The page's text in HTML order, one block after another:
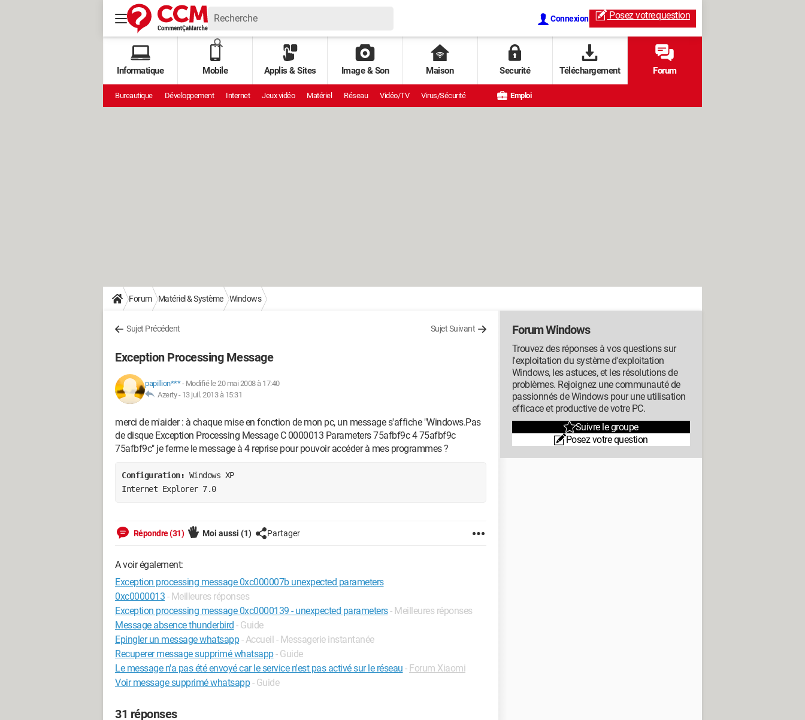
Connexion Posez votrequestion
Informatique Mobile Applis & Sites Image & Son Maison Securité Téléchargement Forum
Bureautique Développement Internet Jeux vidéo Matériel Réseau Vidéo/TV Virus/Sécurité Emploi
Forum Matériel & Système Windows
Sujet Précédent Sujet Suivant
Exception Processing Message
papillion***- Modifié le 20 mai 2008 à 17:40
Azerty - 13 juil. 2013 à 15:31
merci de m'aider : à chaque mise en fonction de mon pc, un message s'affiche "Windows.Pas
de disque Exception Processing Message C 0000013 Parameters 75afbf9c 4 75afbf9c
75afbf9c" je ferme le message à 4 reprise pour pouvoir accéder à mes programmes ?
Configuration: Windows XP
Internet Explorer 7.0
Répondre (31) Moi aussi (1) Partager
A voir également:
Exception processing message 0xc000007b unexpected parameters
0xc0000013 - Meilleures réponses
Exception processing message 0xc0000139 - unexpected parameters- Meilleures réponses
Message absence thunderbird - Guide
Epingler un message whatsapp - Accueil - Messagerie instantanée
Recuperer message supprimé whatsapp- Guide
Le message n'a pas été envoyé car le service n'est pas activé sur le réseau - Forum Xiaomi
Voir message supprimé whatsapp - Guide
31 réponses
Forum Windows
Trouvez des réponses à vos questions sur
l'exploitation du système d'exploitation
Windows, les astuces, et les résolutions de
problèmes. Rejoignez une communauté de
passionnés de Windows pour une utilisation
efficace et productive de votre PC.
Suivre le groupe
Posez votre question